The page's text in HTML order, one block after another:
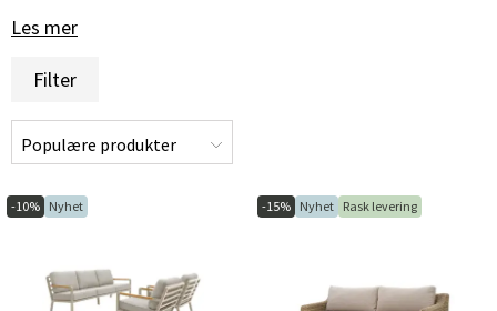
Stilig design for alle utemiljøer
harmonisk kombinasjon av stil og funksjonalitet. Enten
klassisk eleganse, har vi utesofaer som passer din smak
og din utendørsinnredning. Med sitt slående design og
stedet for avslapning og sosialt samvær under åpen
Materialer av høy kvalitet for langvarig bruk
Les mer
Filter
-10% Nyhet -15% Nyhet Rask levering